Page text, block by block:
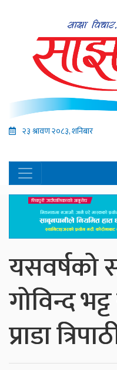
२३ श्रावण २०८३, शनिबार
यसवर्षको
गोविन्द
प्राडा